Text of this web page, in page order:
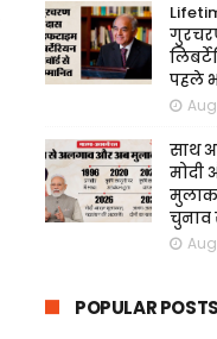
पहले
साथ
मोदी
चुनाव
POPULAR POSTS